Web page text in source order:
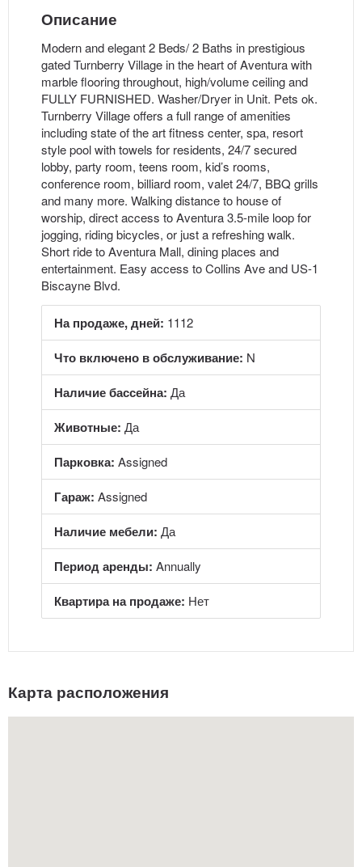
Описание
Modern and elegant 2 Beds/ 2 Baths in prestigious
gated Turnberry Village in the heart of Aventura with
marble flooring throughout, high/volume ceiling and
FULLY FURNISHED. Washer/Dryer in Unit. Pets ok.
Turnberry Village offers a full range of amenities
including state of the art fitness center, spa, resort
style pool with towels for residents, 24/7 secured
lobby, party room, teens room, kid’s rooms,
conference room, billiard room, valet 24/7, BBQ grills
and many more. Walking distance to house of
worship, direct access to Aventura 3.5-mile loop for
jogging, riding bicycles, or just a refreshing walk.
Short ride to Aventura Mall, dining places and
entertainment. Easy access to Collins Ave and US-1
Biscayne Blvd.
На продаже, дней: 1112
Что включено в обслуживание: N
Наличие бассейна: Да
Животные: Да
Парковка: Assigned
Гараж: Assigned
Наличие мебели: Да
Период аренды: Annually
Квартира на продаже: Нет
Карта расположения